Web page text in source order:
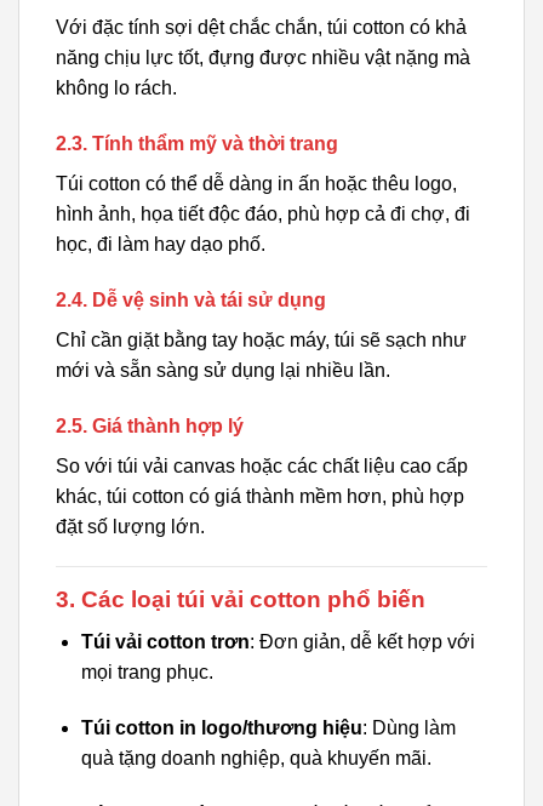
Với đặc tính sợi dệt chắc chắn, túi cotton có khả
năng chịu lực tốt, đựng được nhiều vật nặng mà
không lo rách.
2.3. Tính thẩm mỹ và thời trang
Túi cotton có thể dễ dàng in ấn hoặc thêu logo,
hình ảnh, họa tiết độc đáo, phù hợp cả đi chợ, đi
học, đi làm hay dạo phố.
2.4. Dễ vệ sinh và tái sử dụng
Chỉ cần giặt bằng tay hoặc máy, túi sẽ sạch như
mới và sẵn sàng sử dụng lại nhiều lần.
2.5. Giá thành hợp lý
So với túi vải canvas hoặc các chất liệu cao cấp
khác, túi cotton có giá thành mềm hơn, phù hợp
đặt số lượng lớn.
3. Các loại túi vải cotton phổ biến
Túi vải cotton trơn: Đơn giản, dễ kết hợp với
mọi trang phục.
Túi cotton in logo/thương hiệu: Dùng làm
quà tặng doanh nghiệp, quà khuyến mãi.